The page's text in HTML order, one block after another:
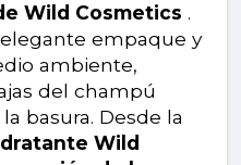
Wild Cosmetics .
empaque y
ambiente,
del champú
basura. Desde la
Wild